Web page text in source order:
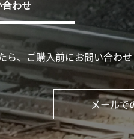
合わせ
、ご購入前にお問い合わせ
メールで